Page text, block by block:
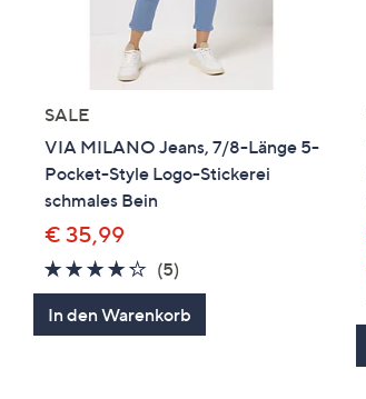
SALE
VIA MILANO Jeans, 7/8-Länge 5-
Pocket-Style Logo-Stickerei
schmales Bein
€ 35,99
4.2
von
5
(5)
Bewertungen
In den Warenkorb